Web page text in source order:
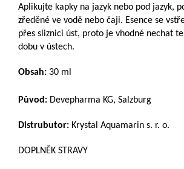
Aplikujte kapky na jazyk nebo pod jazyk,
zředěné ve vodě nebo čaji. Esence se
přes sliznici úst, proto je vhodné nechat
dobu v ústech.
Obsah: 30 ml
Původ: Devepharma KG, Salzburg
Distrubutor: Krystal Aquamarin s. r. o.
DOPLNĚK STRAVY